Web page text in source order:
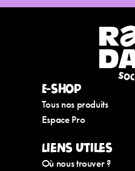
E-shop
Tous nos produits
Espace Pro
Liens utiles
Où nous trouver ?